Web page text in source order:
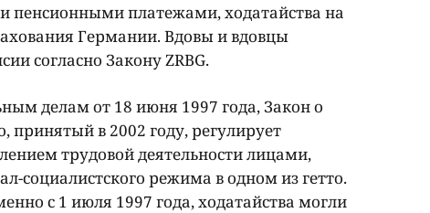
пенсионными платежами, ходатайства на
Германии. Вдовы и вдовцы
согласно Закону ZRBG.
делам от 18 июня 1997 года, Закон о
принятый в 2002 году, регулирует
трудовой деятельности лицами,
социалистского режима в одном из гетто.
с 1 июля 1997 года, ходатайства могли